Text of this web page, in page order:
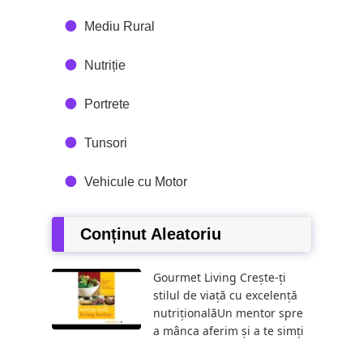
Mediu Rural
Nutriție
Portrete
Tunsori
Vehicule cu Motor
Conținut Aleatoriu
Gourmet Living Crește-ți
stilul de viață cu excelență
nutriționalăUn mentor spre
a mânca aferim și a te simți